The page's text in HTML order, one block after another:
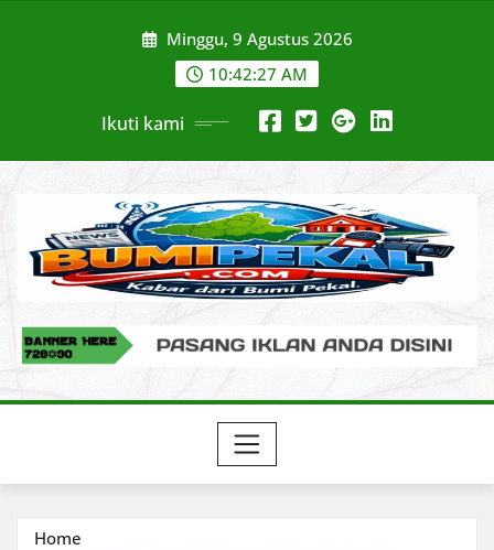
Minggu, 9 Agustus 2026
10:42:28 AM
Ikuti kami
Home